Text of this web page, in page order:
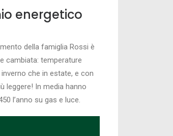
energetico
della famiglia Rossi è
cambiata: temperature
che in estate, e con
leggere! In media hanno
l’anno su gas e luce.